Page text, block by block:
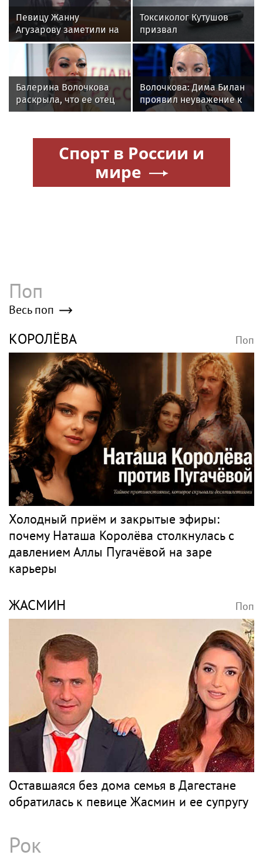
Певицу Жанну
Агузарову заметили на
отдыхе в загородном
отеле с 22-летним
другом
Токсиколог Кутушов
призвал
законодательно
запретить продажу
вейпов
Балерина Волочкова
раскрыла, что ее отец
не может
инсульта
Волочкова: Дима Билан
проявил неуважение к
зрителям на своем
Спорт в России и
мире
Поп
Весь поп
КОРОЛЁВА Поп
Холодный приём и закрытые эфиры:
почему Наташа Королёва столкнулась с
давлением Аллы Пугачёвой на заре
карьеры
ЖАСМИН Поп
Оставшаяся без дома семья в Дагестане
обратилась к певице Жасмин и ее супругу
Рок